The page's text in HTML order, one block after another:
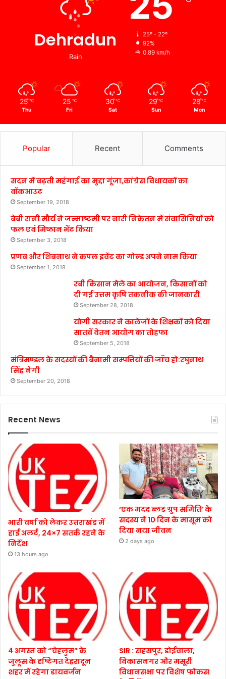
Dehradun
Rain
25º - 22º
92%
0.89 km/h
25 ℃
Thu
25 ℃
Fri
30 ℃
Sat
29 ℃
Sun
28 ℃
Mon
Popular Recent Comments
सदन में बढ़ती महंगाई का मुद्दा गूंजा,कांग्रेस विधायकों का
वॉकआउट
September 19, 2018
बेबी रानी मौर्य ने जन्माष्टमी पर नारी निकेतन में संवासिनियों को
फल एवं मिष्ठान भेंट किया
September 3, 2018
प्रणब और शिबनाथ ने कपल इवेंट का गोल्ड अपने नाम किया
September 1, 2018
रबी किसान मेले का आयोजन, किसानों को
दी गई उत्तम कृषि तकनीक की जानकारी
September 28, 2018
योगी सरकार ने कालेजों के शिक्षकों को दिया
सातवें वेतन आयोग का तोहफा
September 5, 2018
मंत्रिमण्डल के सदस्यों की बैनामी सम्पत्तियों की जाँच हो:रघुनाथ
सिंह नेगी
September 20, 2018
Recent News
भारी वर्षा को लेकर उत्तराखंड में
हाई अलर्ट, 24×7 सतर्क रहने के
निर्देश
13 hours ago
‘एक मदद ब्लड ग्रुप समिति’ के
सदस्य ने 10 दिन के मासूम को
दिया नया जीवन
2 days ago
4 अगस्त को “चेहलुम” के
जुलूस के दृष्टिगत देहरादून
शहर में रहेगा डायवर्जन
SIR : सहसपुर, डोईवाला,
विकासनगर और मसूरी
विधानसभा पर विशेष फोकस